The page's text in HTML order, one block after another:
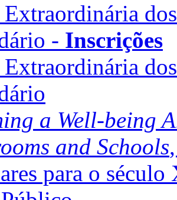
Extraordinária
- Inscrições
Extraordinária
a Well-being
and Schools
para o